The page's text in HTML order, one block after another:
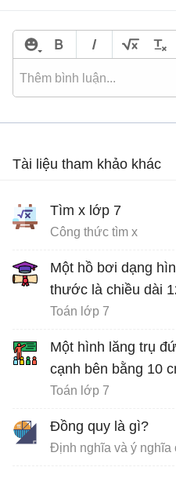
Tài liệu tham khảo khác
Tìm x lớp 7
Công thức tìm x
Một hồ bơi dạng
thước là chiều dài
Toán lớp 7
Một hình lăng trụ
cạnh bên bằng 10
Toán lớp 7
Đồng quy là gì?
Định nghĩa và ý nghĩa